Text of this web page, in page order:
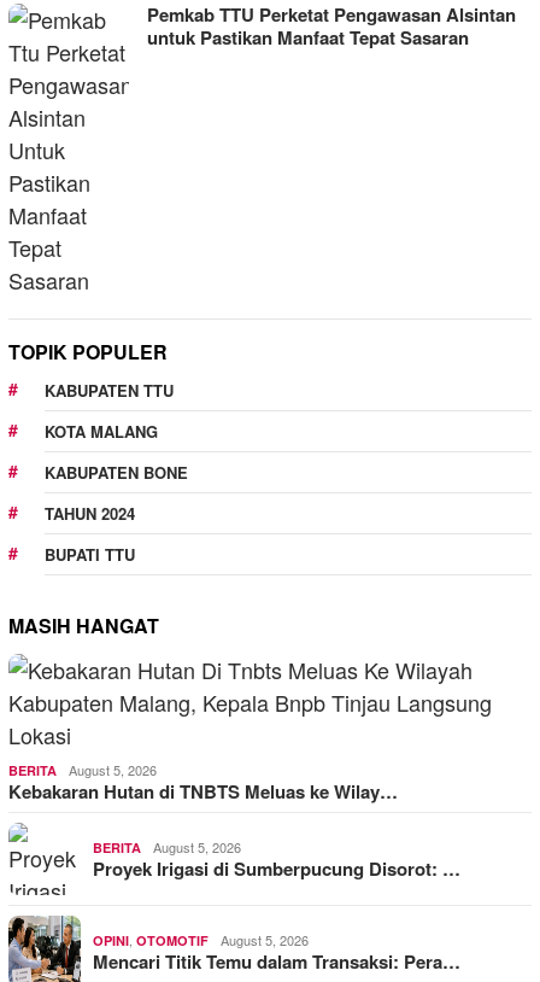
Pemkab TTU Perketat Pengawasan Alsintan
untuk Pastikan Manfaat Tepat Sasaran
TOPIK POPULER
KABUPATEN TTU
KOTA MALANG
KABUPATEN BONE
TAHUN 2024
BUPATI TTU
MASIH HANGAT
BERITA August 5, 2026
Kebakaran Hutan di TNBTS Meluas ke Wilay…
BERITA August 5, 2026
Proyek Irigasi di Sumberpucung Disorot: …
OPINI OTOMOTIF August 5, 2026
Mencari Titik Temu dalam Transaksi: Pera…